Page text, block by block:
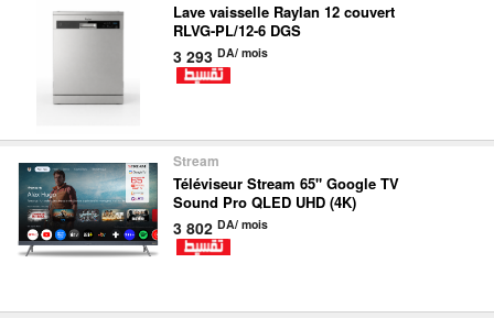
Lave vaisselle Raylan 12 couvert
RLVG-PL/12-6 DGS
3 293 DA/ mois
Stream
Téléviseur Stream 65" Google TV
Sound Pro QLED UHD (4K)
3 802 DA/ mois